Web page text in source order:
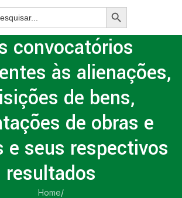
convocatórios
às alienações,
de bens,
de obras e
e seus respectivos
resultados
Home/